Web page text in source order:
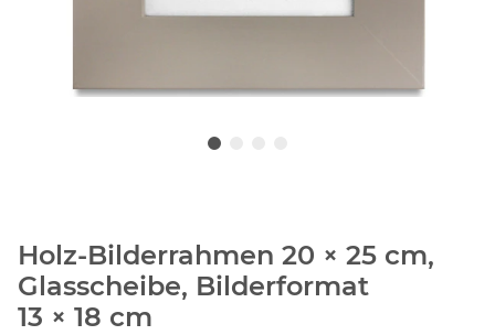
Holz-Bilderrahmen 20 × 25 cm,
Glasscheibe, Bilderformat
13 × 18 cm